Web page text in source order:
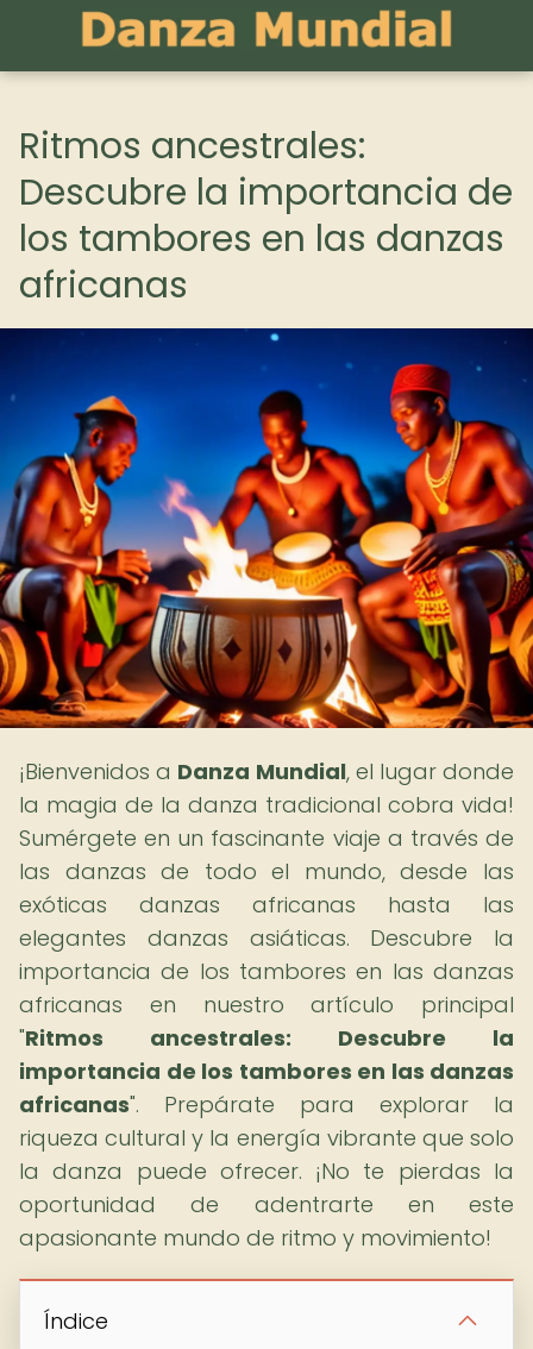
Ritmos ancestrales:
Descubre la importancia de
los tambores en las danzas
africanas
¡Bienvenidos a Danza Mundial, el lugar donde
la magia de la danza tradicional cobra vida!
Sumérgete en un fascinante viaje a través de
las danzas de todo el mundo, desde las
exóticas danzas africanas hasta las
elegantes danzas asiáticas. Descubre la
importancia de los tambores en las danzas
africanas en nuestro artículo principal
"Ritmos ancestrales: Descubre la
importancia de los tambores en las danzas
africanas". Prepárate para explorar la
riqueza cultural y la energía vibrante que solo
la danza puede ofrecer. ¡No te pierdas la
oportunidad de adentrarte en este
apasionante mundo de ritmo y movimiento!
Índice